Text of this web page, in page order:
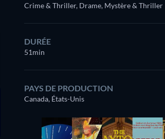
Crime & Thriller, Drame, Mystère & Thriller
DURÉE
51min
PAYS DE PRODUCTION
Canada, États-Unis